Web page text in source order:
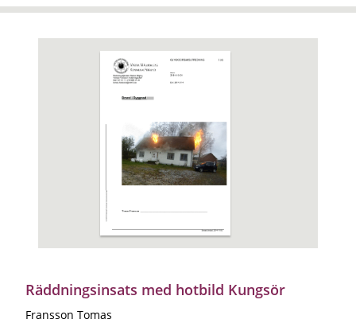
Räddningsinsats med hotbild Kungsör
Fransson Tomas